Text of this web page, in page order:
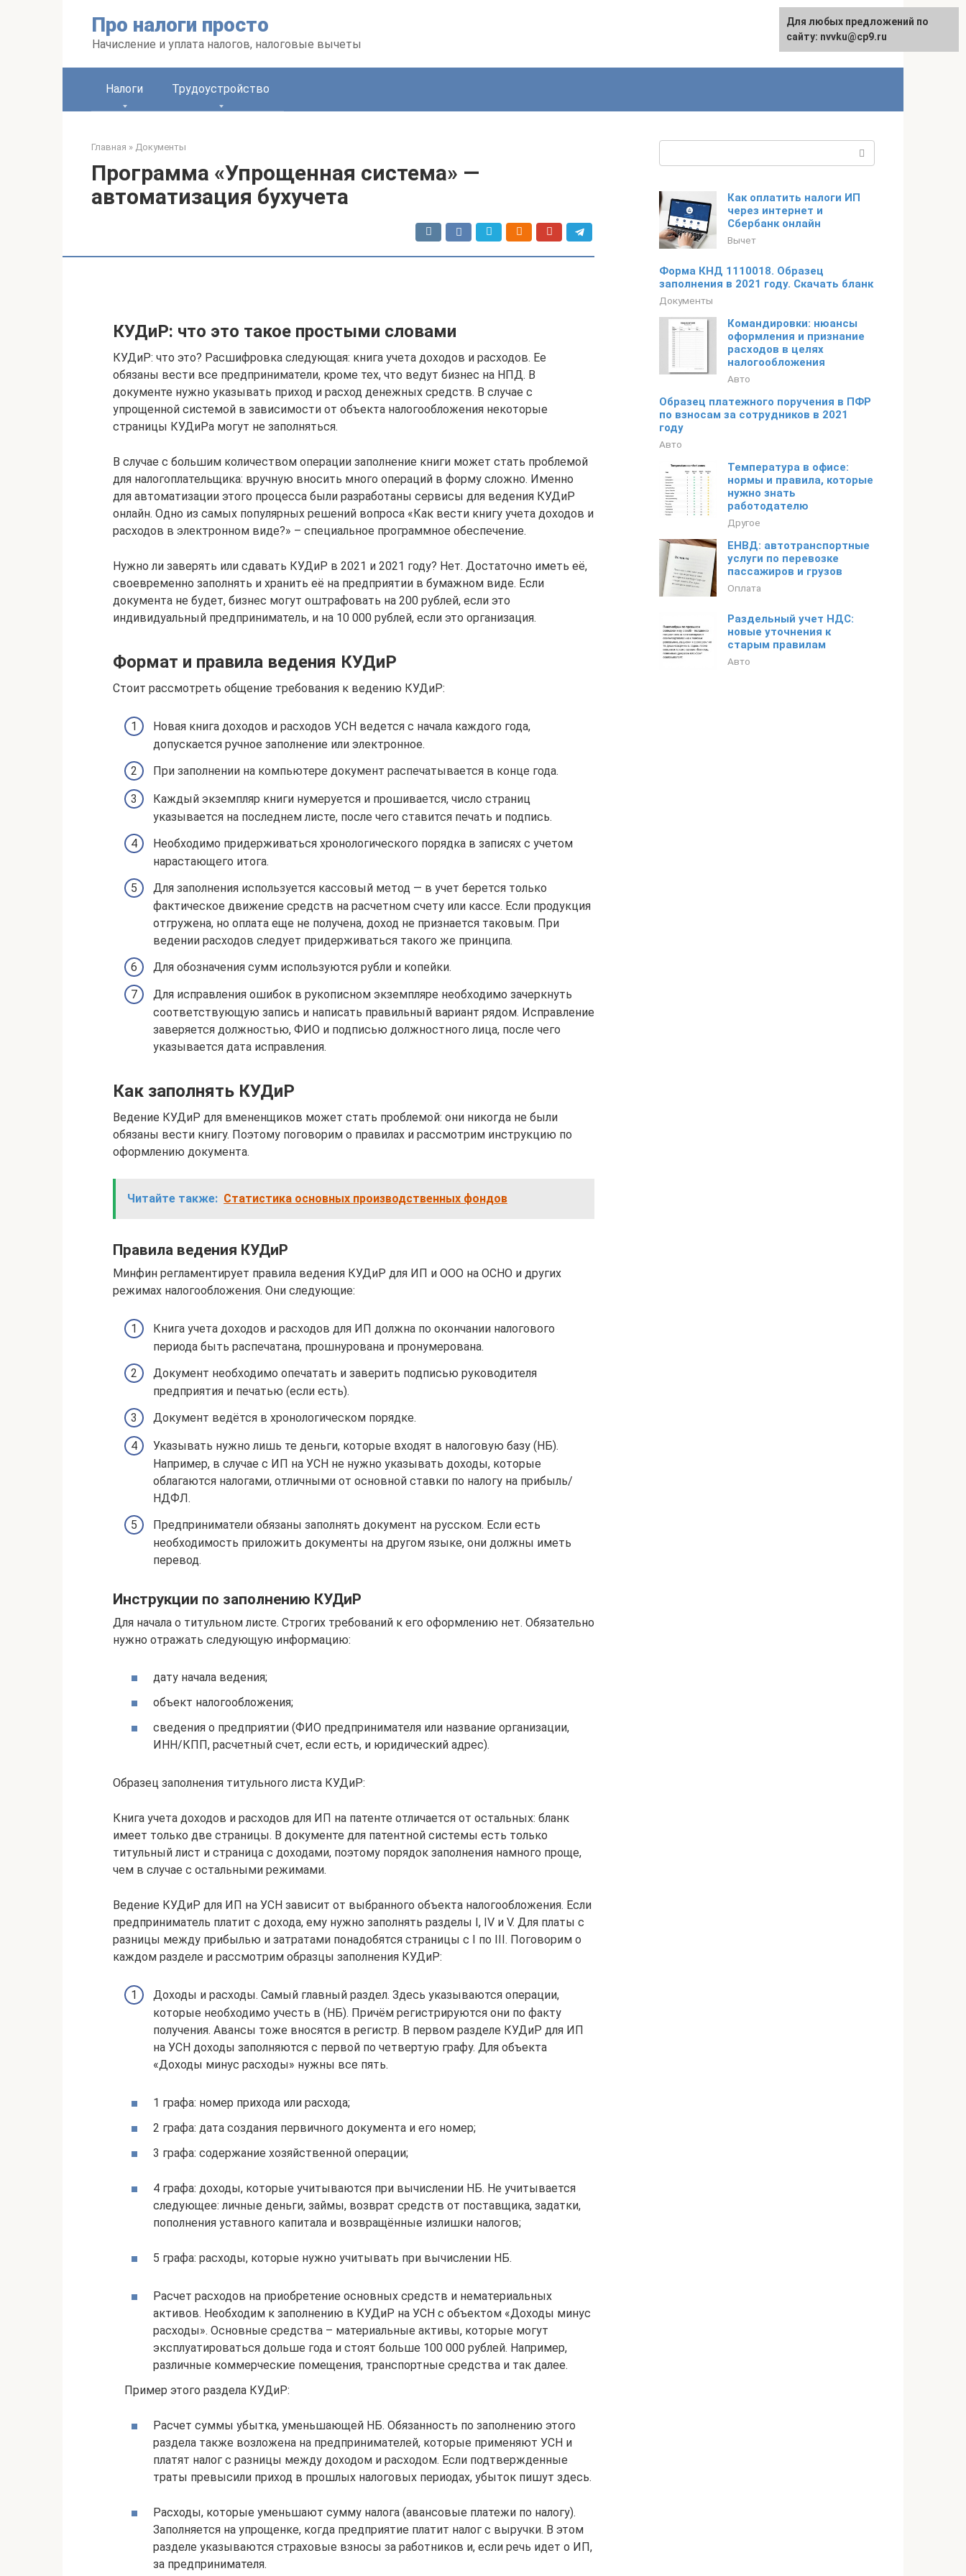
Про налоги просто
Начисление и уплата налогов, налоговые вычеты
English
Налоги Трудоустройство
Главная » Документы
Программа «Упрощенная система» —
автоматизация бухучета
КУДиР: что это такое простыми словами
КУДиР: что это? Расшифровка следующая: книга учета доходов и расходов. Ее
обязаны вести все предприниматели, кроме тех, что ведут бизнес на НПД. В
документе нужно указывать приход и расход денежных средств. В случае с
упрощенной системой в зависимости от объекта налогообложения некоторые
страницы КУДиРа могут не заполняться.
В случае с большим количеством операции заполнение книги может стать проблемой
для налогоплательщика: вручную вносить много операций в форму сложно. Именно
для автоматизации этого процесса были разработаны сервисы для ведения КУДиР
онлайн. Одно из самых популярных решений вопроса «Как вести книгу учета доходов и
расходов в электронном виде?» – специальное программное обеспечение.
Нужно ли заверять или сдавать КУДиР в 2021 и 2021 году? Нет. Достаточно иметь её,
своевременно заполнять и хранить её на предприятии в бумажном виде. Если
документа не будет, бизнес могут оштрафовать на 200 рублей, если это
индивидуальный предприниматель, и на 10 000 рублей, если это организация.
Формат и правила ведения КУДиР
Стоит рассмотреть общение требования к ведению КУДиР:
Новая книга доходов и расходов УСН ведется с начала каждого года,
допускается ручное заполнение или электронное.
При заполнении на компьютере документ распечатывается в конце года.
Каждый экземпляр книги нумеруется и прошивается, число страниц
указывается на последнем листе, после чего ставится печать и подпись.
Необходимо придерживаться хронологического порядка в записях с учетом
нарастающего итога.
Для заполнения используется кассовый метод — в учет берется только
фактическое движение средств на расчетном счету или кассе. Если продукция
отгружена, но оплата еще не получена, доход не признается таковым. При
ведении расходов следует придерживаться такого же принципа.
Для обозначения сумм используются рубли и копейки.
Для исправления ошибок в рукописном экземпляре необходимо зачеркнуть
соответствующую запись и написать правильный вариант рядом. Исправление
заверяется должностью, ФИО и подписью должностного лица, после чего
указывается дата исправления.
Как заполнять КУДиР
Ведение КУДиР для вмененщиков может стать проблемой: они никогда не были
обязаны вести книгу. Поэтому поговорим о правилах и рассмотрим инструкцию по
оформлению документа.
Читайте также: Статистика основных производственных фондов
Правила ведения КУДиР
Минфин регламентирует правила ведения КУДиР для ИП и ООО на ОСНО и других
режимах налогообложения. Они следующие:
Книга учета доходов и расходов для ИП должна по окончании налогового
периода быть распечатана, прошнурована и пронумерована.
Документ необходимо опечатать и заверить подписью руководителя
предприятия и печатью (если есть).
Документ ведётся в хронологическом порядке.
Указывать нужно лишь те деньги, которые входят в налоговую базу (НБ).
Например, в случае с ИП на УСН не нужно указывать доходы, которые
облагаются налогами, отличными от основной ставки по налогу на прибыль/
НДФЛ.
Предприниматели обязаны заполнять документ на русском. Если есть
необходимость приложить документы на другом языке, они должны иметь
перевод.
Инструкции по заполнению КУДиР
Для начала о титульном листе. Строгих требований к его оформлению нет. Обязательно
нужно отражать следующую информацию:
дату начала ведения;
объект налогообложения;
сведения о предприятии (ФИО предпринимателя или название организации,
ИНН/КПП, расчетный счет, если есть, и юридический адрес).
Образец заполнения титульного листа КУДиР:
Книга учета доходов и расходов для ИП на патенте отличается от остальных: бланк
имеет только две страницы. В документе для патентной системы есть только
титульный лист и страница с доходами, поэтому порядок заполнения намного проще,
чем в случае с остальными режимами.
Ведение КУДиР для ИП на УСН зависит от выбранного объекта налогообложения. Если
предприниматель платит с дохода, ему нужно заполнять разделы I, IV и V. Для платы с
разницы между прибылью и затратами понадобятся страницы с I по III. Поговорим о
каждом разделе и рассмотрим образцы заполнения КУДиР:
Доходы и расходы. Самый главный раздел. Здесь указываются операции,
которые необходимо учесть в (НБ). Причём регистрируются они по факту
получения. Авансы тоже вносятся в регистр. В первом разделе КУДиР для ИП
на УСН доходы заполняются с первой по четвертую графу. Для объекта
«Доходы минус расходы» нужны все пять.
1 графа: номер прихода или расхода;
2 графа: дата создания первичного документа и его номер;
3 графа: содержание хозяйственной операции;
4 графа: доходы, которые учитываются при вычислении НБ. Не учитывается
следующее: личные деньги, займы, возврат средств от поставщика, задатки,
пополнения уставного капитала и возвращённые излишки налогов;
5 графа: расходы, которые нужно учитывать при вычислении НБ.
Расчет расходов на приобретение основных средств и нематериальных
активов. Необходим к заполнению в КУДиР на УСН с объектом «Доходы минус
расходы». Основные средства – материальные активы, которые могут
эксплуатироваться дольше года и стоят больше 100 000 рублей. Например,
различные коммерческие помещения, транспортные средства и так далее.
Пример этого раздела КУДиР:
Расчет суммы убытка, уменьшающей НБ. Обязанность по заполнению этого
раздела также возложена на предпринимателей, которые применяют УСН и
платят налог с разницы между доходом и расходом. Если подтвержденные
траты превысили приход в прошлых налоговых периодах, убыток пишут здесь.
Расходы, которые уменьшают сумму налога (авансовые платежи по налогу).
Заполняется на упрощенке, когда предприятие платит налог с выручки. В этом
разделе указываются страховые взносы за работников и, если речь идет о ИП,
за предпринимателя.
Как оплатить налоги ИП
через интернет и
Сбербанк онлайн
Вычет
Форма КНД 1110018. Образец
заполнения в 2021 году. Скачать бланк
Документы
Командировки: нюансы
оформления и признание
расходов в целях
налогообложения
Авто
Образец платежного поручения в ПФР
по взносам за сотрудников в 2021
году
Авто
Температура в офисе:
нормы и правила, которые
нужно знать
работодателю
Другое
ЕНВД: автотранспортные
услуги по перевозке
пассажиров и грузов
Оплата
Раздельный учет НДС:
новые уточнения к
старым правилам
Авто
Для любых предложений по
сайту: nvvku@cp9.ru